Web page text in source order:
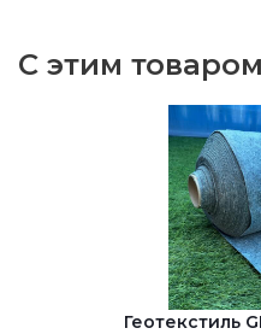
С этим
Геотекстиль